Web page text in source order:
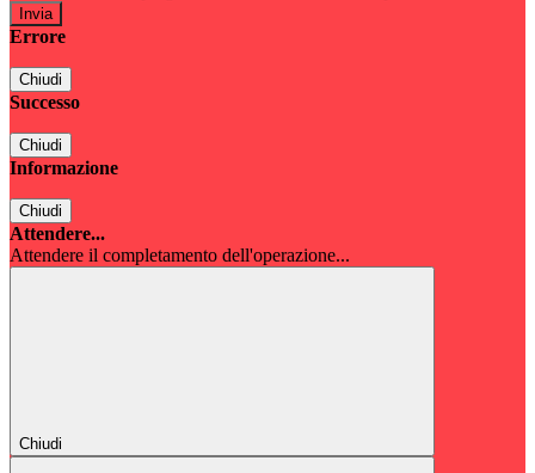
Errore
Chiudi
Successo
Chiudi
Informazione
Chiudi
Attendere...
Attendere il completamento dell'operazione...
Chiudi